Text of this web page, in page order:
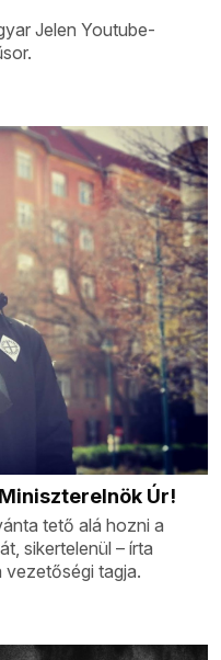
Jelen Youtube-
Úr!
tető alá hozni a
sikertelenül – írta
vezetőségi tagja.